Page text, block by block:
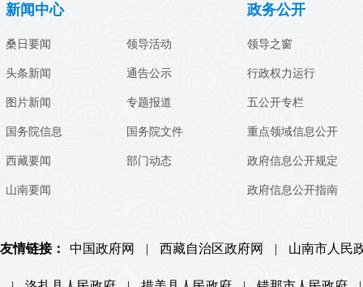
新闻中心
桑日要闻
头条新闻
图片新闻
国务院信息
西藏要闻
山南要闻
领导活动
通告公示
专题报道
国务院文件
部门动态
政务公开
领导之窗
行政权力运行
五公开专栏
重点领域信息公开
政府信息公开规定
政府信息公开指南
友情链接： 中国政府网 | 西藏自治区政府网 | 山南市人民